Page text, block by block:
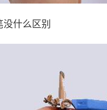
没什么区别